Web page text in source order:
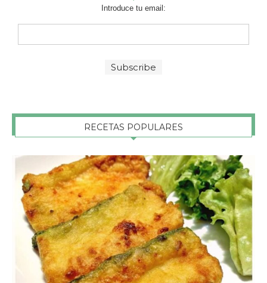
Introduce tu email:
RECETAS POPULARES